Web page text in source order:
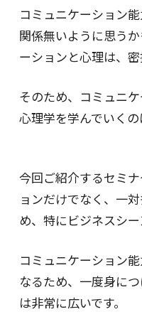
コミュニケーション
関係無いように思う
ーションと心理は、密
そのため、コミュニ
心理学を学んでいくの
今回ご紹介するセミ
ョンだけでなく、一
め、特にビジネスシー
コミュニケーション
なるため、一度身に
は非常に広いです。